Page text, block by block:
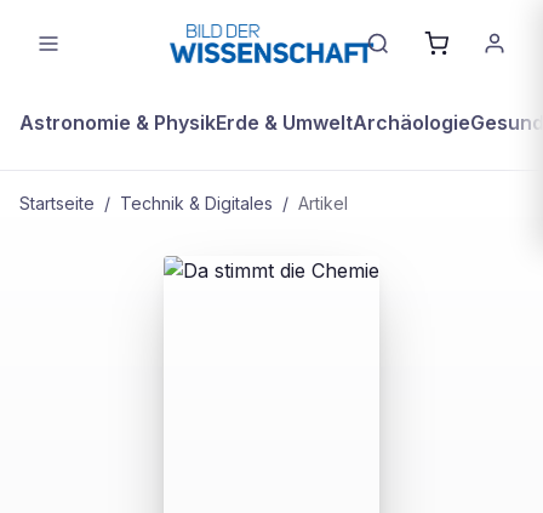
Astronomie & PhysikErde & UmweltArchäologie
Startseite / Technik & Digitales / Artikel